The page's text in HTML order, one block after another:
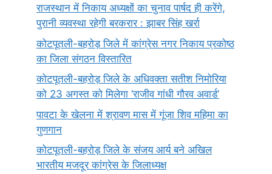
राजस्थान में निकाय अध्यक्षों का चुनाव पार्षद ही करेंगे,
पुरानी व्यवस्था रहेगी बरकरार : झाबर सिंह खर्रा
कोटपूतली-बहरोड़ जिले में कांग्रेस नगर निकाय प्रकोष्ठ
का जिला संगठन विस्तारित
कोटपूतली-बहरोड़ जिले के अधिवक्ता सतीश निमोरिया
को 23 अगस्त को मिलेगा ‘राजीव गांधी गौरव अवार्ड’
पावटा के खेलना में श्रावण मास में गूंजा शिव महिमा का
गुणगान
कोटपूतली-बहरोड़ जिले के संजय आर्य बने अखिल
भारतीय मजदूर कांग्रेस के जिलाध्यक्ष